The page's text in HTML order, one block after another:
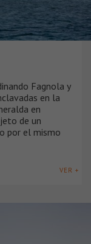
Fagnola y
en la
en
de un
por el mismo
VER +